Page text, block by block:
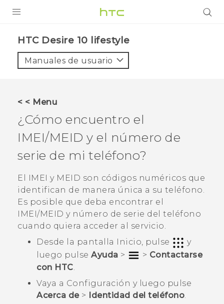
VIVE
VIVERSE
AYUDA
HTC Devices & Accessories
Video Tutorials
HTC Desire 10 lifestyle‎
Manuales de usuario
< < Menu
¿Cómo encuentro el
IMEI/MEID y el número de
serie de mi teléfono?
El IMEI y MEID son códigos numéricos que
identifican de manera única a su teléfono.
Es posible que deba encontrar el
IMEI/MEID y número de serie del teléfono
cuando quiera acceder al servicio.
Desde la pantalla Inicio, pulse
y
luego pulse Ayuda > > Contactarse
con HTC.
Vaya a Configuración y luego pulse
Acerca de> Identidad del teléfono.